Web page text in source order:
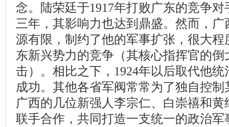
念。陆荣廷于1917年打败广东的竞争
三年，其影响力也达到鼎盛。然而，
源有限，制约了他的军事扩张，很大
东新兴势力的竞争（其核心指挥官的
击）。相比之下，1924年以后取代他
成功。其他各省军阀常常为了独自控
广西的几位新强人李宗仁、白崇禧和
联手合作，共同打造一支统一的政治